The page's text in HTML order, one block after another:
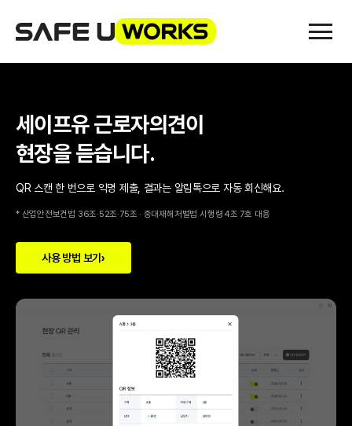
세이프유 근로자의견이
현장을 듣습니다.
QR 스캔 한 번으로 익명 제출, 결과는 알림톡으로 자동 회신해요.
* 산업안전보건법 36조·52조·75조 · 중대재해처벌법 시행령 4조 7호 대응
사용 방법 보기›